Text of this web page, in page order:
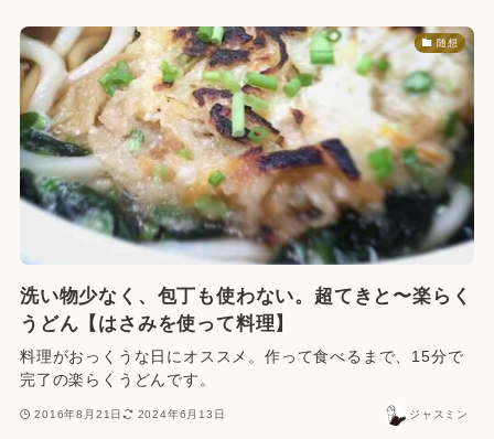
随想
洗い物少なく、包丁も使わない。超てきと〜楽らく
うどん【はさみを使って料理】
料理がおっくうな日にオススメ。作って食べるまで、15分で
完了の楽らくうどんです。
2016年8月21日 2024年6月13日 ジャスミン